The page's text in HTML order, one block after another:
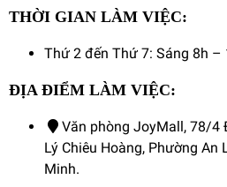
THỜI GIAN LÀM VIỆC:
Thứ 2 đến Thứ 7: Sáng 8h –
ĐỊA ĐIỂM LÀM VIỆC:
Văn phòng JoyMall, 78/4
Lý Chiêu Hoàng, Phường An
Minh.